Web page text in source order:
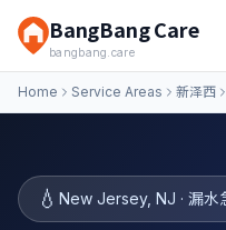
BangBang Care
bangbang.care
Home Service Areas 新泽西
💧 New Jersey, NJ · 漏水